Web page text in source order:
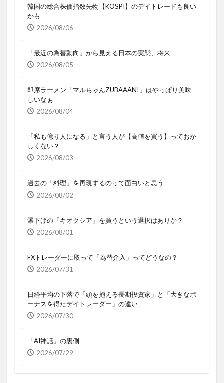
韓国の総合株価指数先物【KOSPI】のデイトレードも良い
かも
2026/08/06
「最近の為替動向」から見える日本の実態、将来
2026/08/05
即席ラーメン「マルちゃんZUBAAAN!」はやっぱり美味
しいなぁ
2026/08/04
「私も億り人になる」と言う人が【高値を買う】っておか
しくない？
2026/08/03
過去の「料理」を再現するのって面白いと思う
2026/08/02
瀑下げの「キオクシア」を買うという選択はありか？
2026/08/01
FXトレーダーに取って「為替介入」ってどうなの？
2026/07/31
日経平均の下落で「頭を抱える長期投資家」と「大きなボ
ーナスを得たデイトレーダー」の違い
2026/07/30
「AI神話」の裏側
2026/07/29